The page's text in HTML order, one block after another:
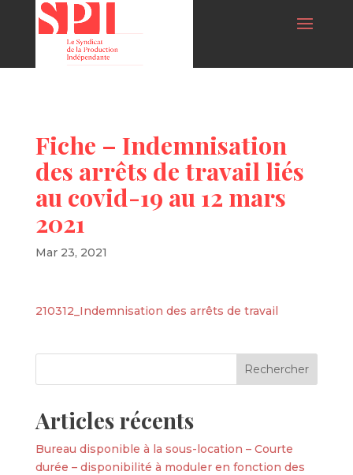
Fiche – Indemnisation
des arrêts de travail liés
au covid-19 au 12 mars
2021
Mar 23, 2021
210312_Indemnisation des arrêts de travail
Articles récents
Bureau disponible à la sous-location – Courte
durée – disponibilité à moduler en fonction des